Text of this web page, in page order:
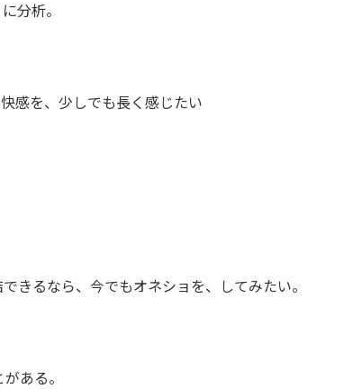
分析。
感を、少しでも長く感じたい
きるなら、今でもオネショを、してみたい。
ある。